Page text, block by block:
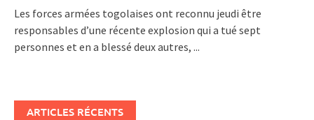
Les forces armées togolaises ont reconnu jeudi être
responsables d’une récente explosion qui a tué sept
personnes et en a blessé deux autres, ...
ARTICLES RÉCENTS